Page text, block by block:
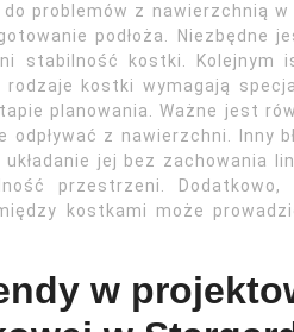
problemów z nawierzchnią
podłoża. Niezbędne
stabilność kostki. Kolejnym
kostki wymagają
planowania. Ważne jest
odpływać z nawierzchni. Inny
jej bez zachowania
przestrzeni.
kostkami może
w